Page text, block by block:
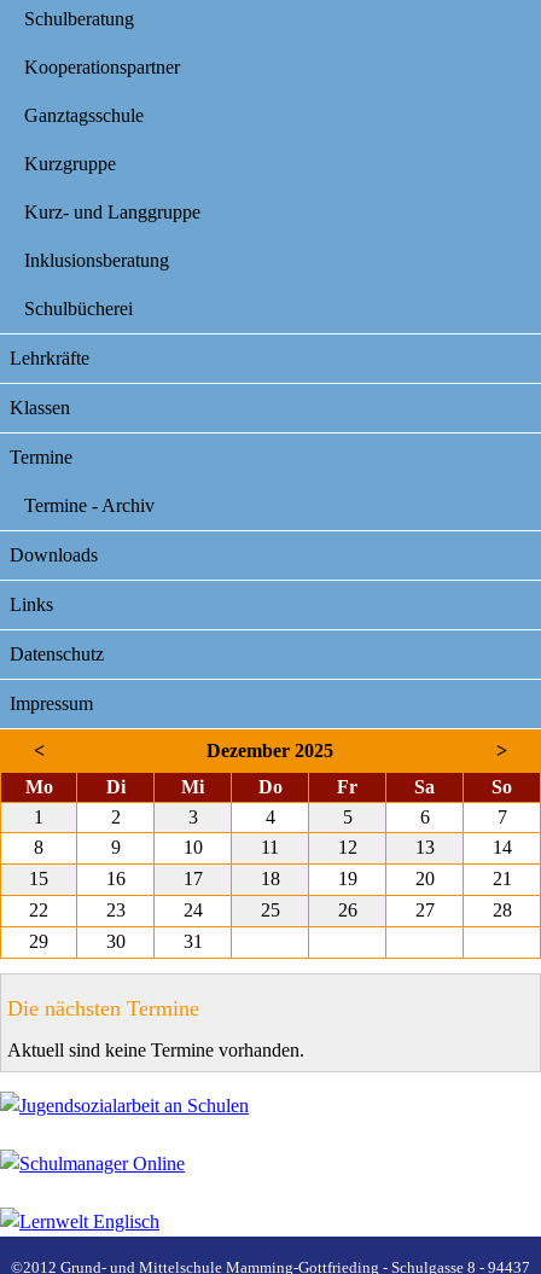
Schulberatung
Kooperationspartner
Ganztagsschule
Kurzgruppe
Kurz- und Langgruppe
Inklusionsberatung
Schulbücherei
Lehrkräfte
Klassen
Termine
Termine - Archiv
Downloads
Links
Datenschutz
Impressum
< Dezember 2025
>
Montag Dienstag Mittwoch Donnerstag
Freitag Sa So
1
2 3 4 5 6
7
8
9 10 11 12 13
14
15
16 17 18 19 20
21
22
23 24 25 26 27
28
29
30 31
Die nächsten Termine
Aktuell sind keine Termine vorhanden.
©2012 Grund- und Mittelschule Mamming-Gottfrieding - Schulgasse 8 - 94437